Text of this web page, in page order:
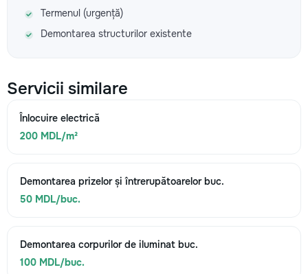
Termenul (urgență)
Demontarea structurilor existente
Servicii similare
Înlocuire electrică
200 MDL/m²
Demontarea prizelor și întrerupătoarelor buc.
50 MDL/buc.
Demontarea corpurilor de iluminat buc.
100 MDL/buc.